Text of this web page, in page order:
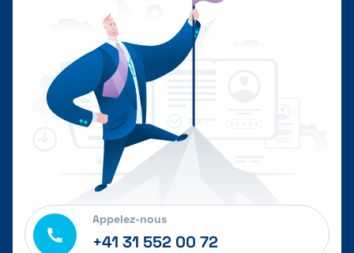
Appelez-nous
+41 31 552 00 72